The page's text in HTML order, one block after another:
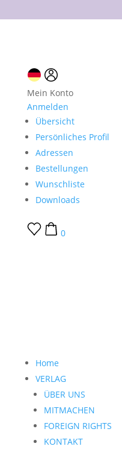
Mein Konto
Anmelden
Übersicht
Persönliches Profil
Adressen
Bestellungen
Wunschliste
Downloads
0
Home
VERLAG
ÜBER UNS
MITMACHEN
FOREIGN RIGHTS
KONTAKT